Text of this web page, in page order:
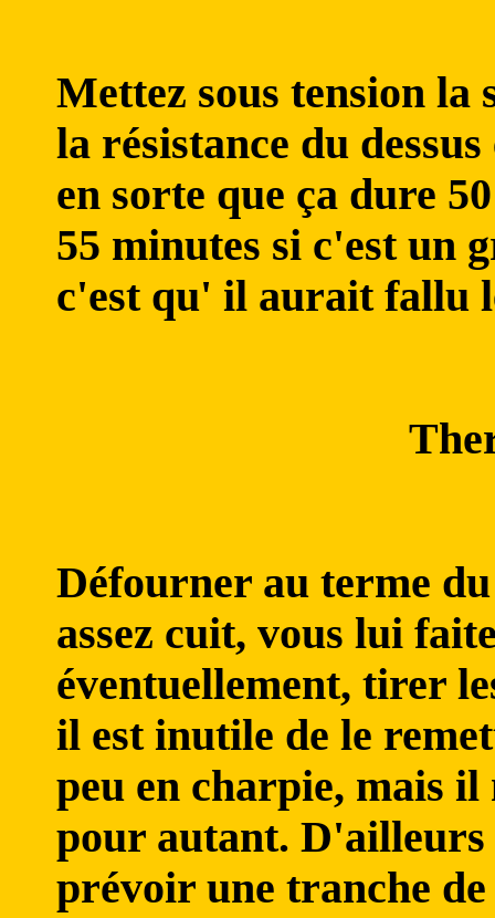
Mettez sous tension
la résistance du
en sorte que ça dure
55 minutes si c'est un
c'est qu' il aurait fallu
Défourner au terme
assez cuit, vous lui
éventuellement, tirer
il est inutile de le
peu en charpie, mais
pour autant.
prévoir une tranche